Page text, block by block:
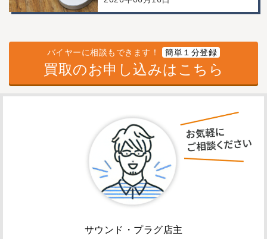
バイヤーに相談もできます！ 簡単１分登録
買取のお申し込みはこちら
サウンド・プラグ店主